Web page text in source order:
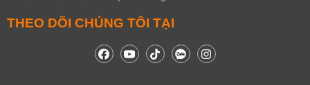
THEO DÕI CHÚNG TÔI TẠI